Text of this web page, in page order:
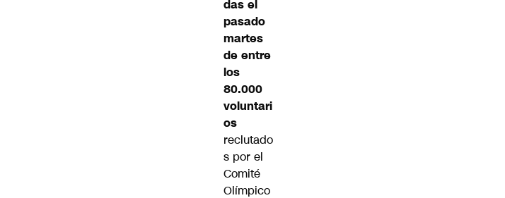
das el
pasado
martes
de entre
los
80.000
voluntari
os
reclutado
s por el
Comité
Olímpico